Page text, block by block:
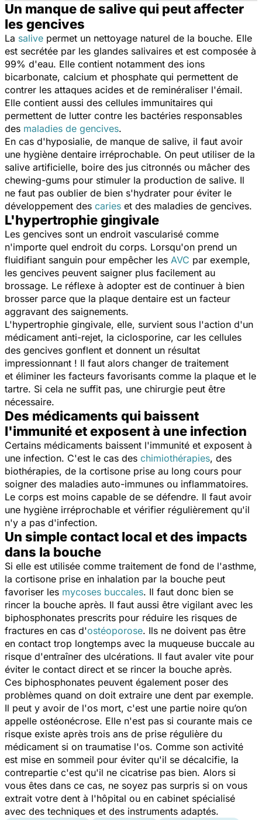
Un manque de salive qui peut affecter
les gencives
La salive permet un nettoyage naturel de la bouche. Elle
est secrétée par les glandes salivaires et est composée à
99% d'eau. Elle contient notamment des ions
bicarbonate, calcium et phosphate qui permettent de
contrer les attaques acides et de reminéraliser l'émail.
Elle contient aussi des cellules immunitaires qui
permettent de lutter contre les bactéries responsables
des maladies de gencives.
En cas d'hyposialie, de manque de salive, il faut avoir
une hygiène dentaire irréprochable. On peut utiliser de la
salive artificielle, boire des jus citronnés ou mâcher des
chewing-gums pour stimuler la production de salive. Il
ne faut pas oublier de bien s'hydrater pour éviter le
développement des caries et des maladies de gencives.
L'hypertrophie gingivale​
Les gencives sont un endroit vascularisé comme
n'importe quel endroit du corps. Lorsqu'on prend un
fluidifiant sanguin pour empêcher les AVC par exemple,
les gencives peuvent saigner plus facilement au
brossage. Le réflexe à adopter est de continuer à bien
brosser parce que la plaque dentaire est un facteur
aggravant des saignements.
L'hypertrophie gingivale, elle, survient sous l'action d'un
médicament anti-rejet, la ciclosporine, car les cellules
des gencives gonflent et donnent un résultat
impressionnant ! Il faut alors changer de traitement
et éliminer les facteurs favorisants comme la plaque et le
tartre. Si cela ne suffit pas, une chirurgie peut être
nécessaire.
Des médicaments qui baissent
l'immunité et exposent à une infection
Certains médicaments baissent l'immunité et exposent à
une infection. C'est le cas des chimiothérapies, des
biothérapies, de la cortisone prise au long cours pour
soigner des maladies auto-immunes ou inflammatoires.
Le corps est moins capable de se défendre. Il faut avoir
une hygiène irréprochable et vérifier régulièrement qu'il
n'y a pas d'infection.
Un simple contact local et des impacts
dans la bouche
Si elle est utilisée comme traitement de fond de l'asthme,
la cortisone prise en inhalation par la bouche peut
favoriser les mycoses buccales. Il faut donc bien se
rincer la bouche après. Il faut aussi être vigilant avec les
biphosphonates prescrits pour réduire les risques de
fractures en cas d'ostéoporose. Ils ne doivent pas être
en contact trop longtemps avec la muqueuse buccale au
risque d'entraîner des ulcérations. Il faut avaler vite pour
éviter le contact direct et se rincer la bouche après.
Ces biphosphonates peuvent également poser des
problèmes quand on doit extraire une dent par exemple.
Il peut y avoir de l'os mort, c'est une partie noire qu’on
appelle ostéonécrose. Elle n'est pas si courante mais ce
risque existe après trois ans de prise régulière du
médicament si on traumatise l'os. Comme son activité
est mise en sommeil pour éviter qu'il se décalcifie, la
contrepartie c'est qu'il ne cicatrise pas bien. Alors si
vous êtes dans ce cas, ne soyez pas surpris si on vous
extrait votre dent à l'hôpital ou en cabinet spécialisé
avec des techniques et des instruments adaptés.